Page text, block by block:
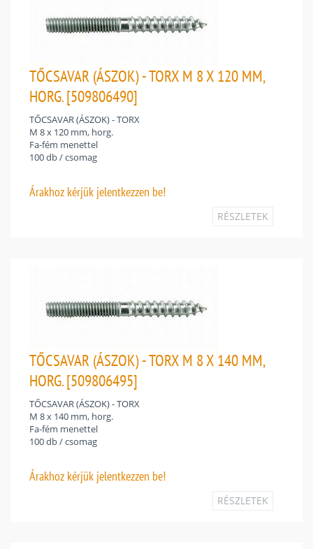
TŐCSAVAR (ÁSZOK) - TORX M 8 X 120 MM,
HORG. [509806490]
TŐCSAVAR (ÁSZOK) - TORX
M 8 x 120 mm, horg.
Fa-fém menettel
100 db / csomag
Árakhoz kérjük jelentkezzen be!
RÉSZLETEK
TŐCSAVAR (ÁSZOK) - TORX M 8 X 140 MM,
HORG. [509806495]
TŐCSAVAR (ÁSZOK) - TORX
M 8 x 140 mm, horg.
Fa-fém menettel
100 db / csomag
Árakhoz kérjük jelentkezzen be!
RÉSZLETEK